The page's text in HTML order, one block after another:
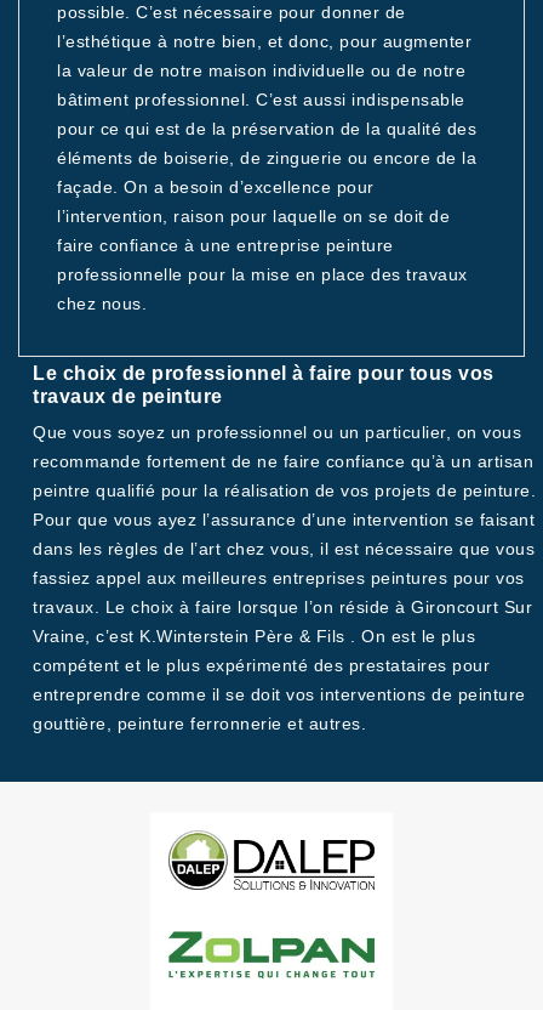
possible. C’est nécessaire pour donner de
l’esthétique à notre bien, et donc, pour augmenter
la valeur de notre maison individuelle ou de notre
bâtiment professionnel. C’est aussi indispensable
pour ce qui est de la préservation de la qualité des
éléments de boiserie, de zinguerie ou encore de la
façade. On a besoin d’excellence pour
l’intervention, raison pour laquelle on se doit de
faire confiance à une entreprise peinture
professionnelle pour la mise en place des travaux
chez nous.
Le choix de professionnel à faire pour tous vos
travaux de peinture
Que vous soyez un professionnel ou un particulier, on vous
recommande fortement de ne faire confiance qu’à un artisan
peintre qualifié pour la réalisation de vos projets de peinture.
Pour que vous ayez l’assurance d’une intervention se faisant
dans les règles de l’art chez vous, il est nécessaire que vous
fassiez appel aux meilleures entreprises peintures pour vos
travaux. Le choix à faire lorsque l’on réside à Gironcourt Sur
Vraine, c’est K.Winterstein Père & Fils . On est le plus
compétent et le plus expérimenté des prestataires pour
entreprendre comme il se doit vos interventions de peinture
gouttière, peinture ferronnerie et autres.